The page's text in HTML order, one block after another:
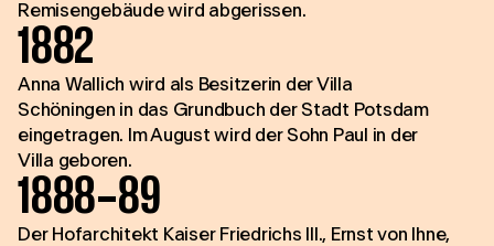
Remisengebäude wird abgerissen.
1882
Anna Wallich wird als Besitzerin der Villa
Schöningen in das Grundbuch der Stadt Potsdam
eingetragen. Im August wird der Sohn Paul in der
Villa geboren.
1888–89
Der Hofarchitekt Kaiser Friedrichs III., Ernst von Ihne,